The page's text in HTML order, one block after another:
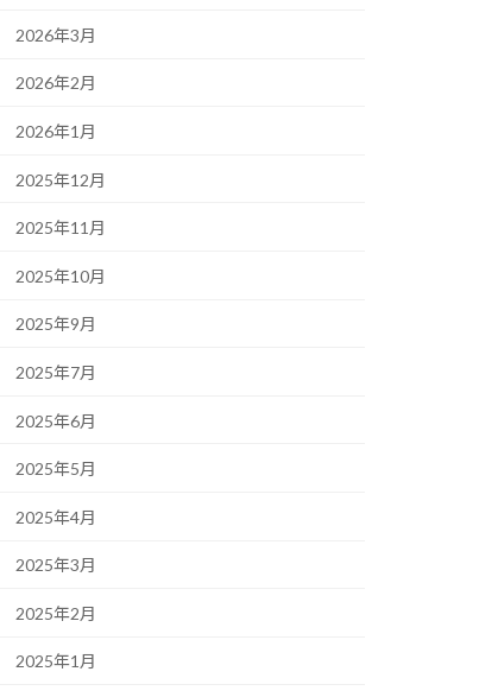
2026年3月
2026年2月
2026年1月
2025年12月
2025年11月
2025年10月
2025年9月
2025年7月
2025年6月
2025年5月
2025年4月
2025年3月
2025年2月
2025年1月